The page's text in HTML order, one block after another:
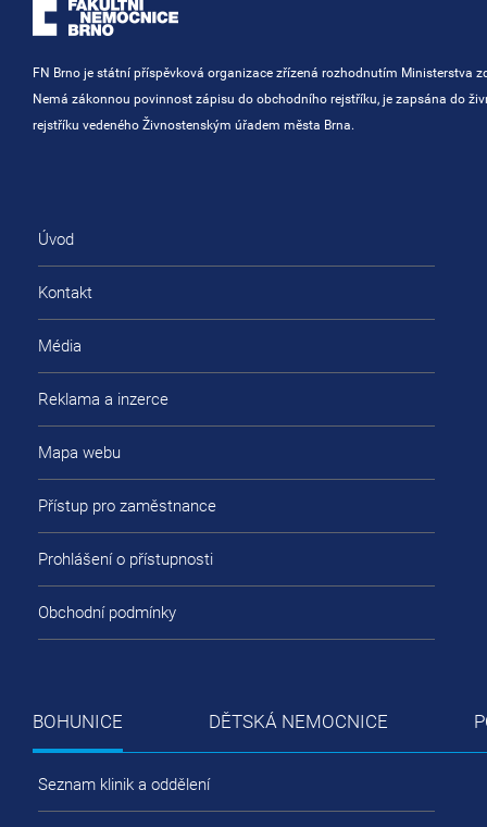
FN Brno je státní příspěvková organizace zřízená rozhodnutím Ministerstva
Nemá zákonnou povinnost zápisu do obchodního rejstříku, je zapsána do
rejstříku vedeného Živnostenským úřadem města Brna.
Úvod
Kontakt
Média
Reklama a inzerce
Mapa webu
Přístup pro zaměstnance
Prohlášení o přístupnosti
Obchodní podmínky
BOHUNICE DĚTSKÁ NEMOCNICE
Seznam klinik a oddělení